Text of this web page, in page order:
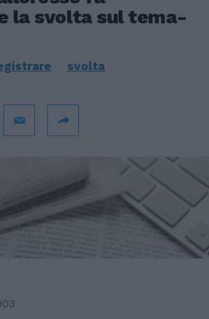
la svolta sul tema-
svolta